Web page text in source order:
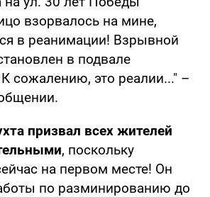
взорвалось на мине,
в реанимации! Взрывной
в подвале
сожалению, это реалии..." –
призвал всех жителей
, поскольку
на первом месте! Он
по разминированию до